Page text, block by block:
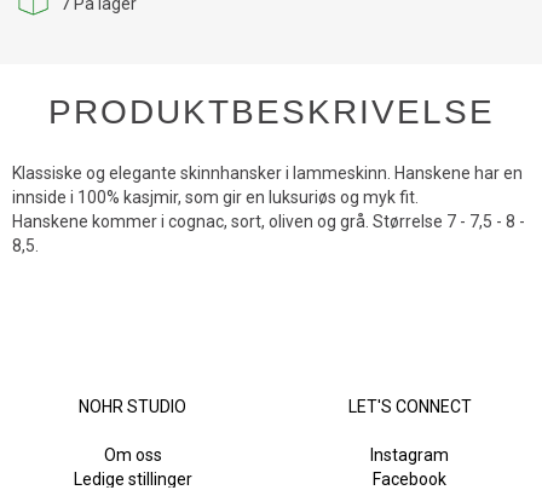
PRODUKTBESKRIVELSE
Klassiske og elegante skinnhansker i lammeskinn. Hanskene har en
innside i 100% kasjmir, som gir en luksuriøs og myk fit.
Hanskene kommer i cognac, sort, oliven og grå. Størrelse 7 - 7,5 - 8 -
8,5.
NOHR STUDIO
Om oss
Ledige stillinger
LET'S CONNECT
Instagram
Facebook